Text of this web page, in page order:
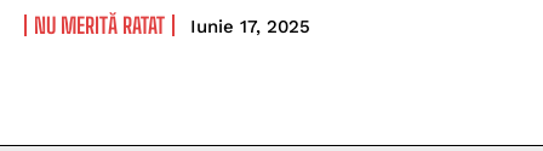
NU MERITĂ RATAT Iunie 17, 2025